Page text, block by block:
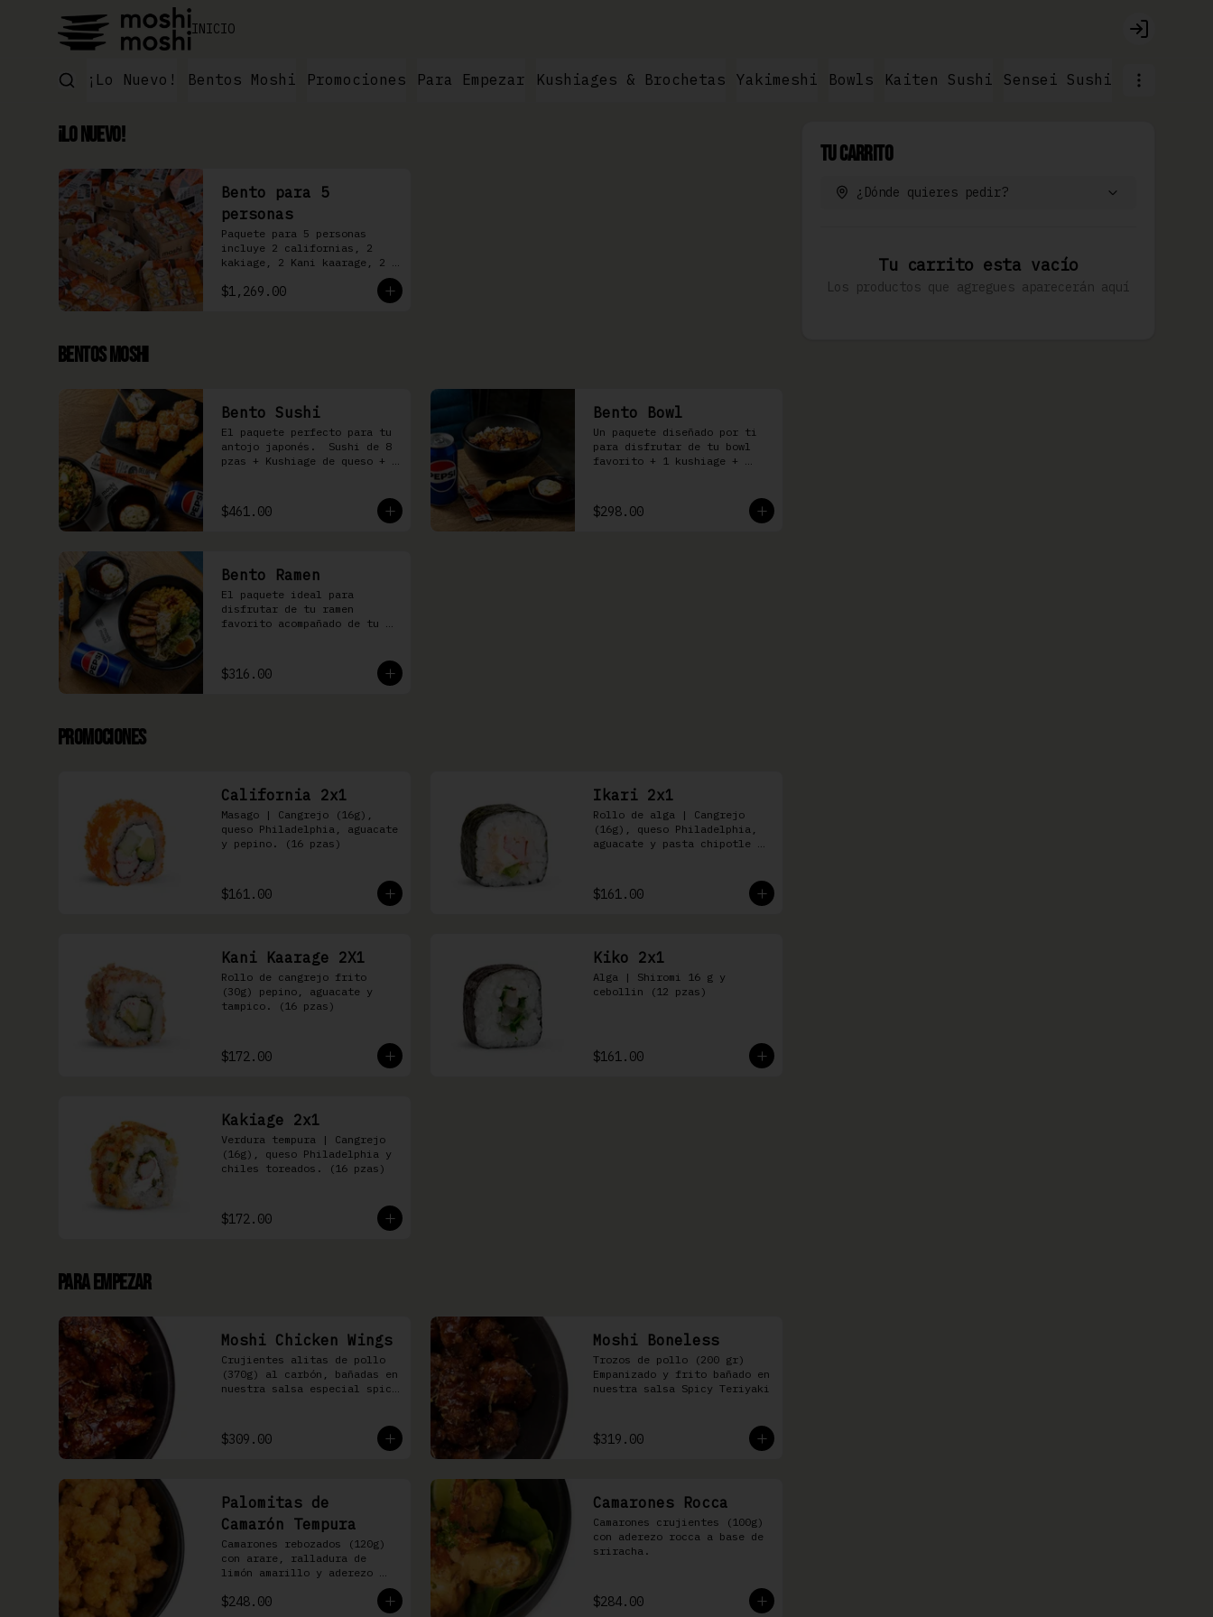
INICIO Login
¡Lo Nuevo! Bentos Moshi Promociones Para Empezar Kushiages & Brochetas Yakimeshi Bowls Kaiten Sushi Sensei Sushi Ramen &
¡Lo Nuevo!
Bento para 5
personas
Paquete para 5 personas
incluye 2 californias, 2
kakiage, 2 Kani kaarage, 2
Kakashi
$1,269.00
Bentos Moshi
Bento Sushi
El paquete perfecto para tu
antojo japonés.  Sushi de 8
pzas + Kushiage de queso +
$461.00
Bento Bowl
Un paquete diseñado por ti
para disfrutar de tu bowl
favorito + 1 kushiage +
$298.00
Bento Ramen
El paquete ideal para
disfrutar de tu ramen
favorito acompañado de tu
$316.00
Promociones
California 2x1
Masago | Cangrejo (16g),
queso Philadelphia, aguacate
y pepino. (16 pzas)
$161.00
Ikari 2x1
Rollo de alga | Cangrejo
(16g), queso Philadelphia,
aguacate y pasta chipotle
$161.00
Kani Kaarage 2X1
Rollo de cangrejo frito
(30g) pepino, aguacate y
tampico. (16 pzas)
$172.00
Kiko 2x1
Alga | Shiromi 16 g y
cebollin (12 pzas)
$161.00
Kakiage 2x1
Verdura tempura | Cangrejo
(16g), queso Philadelphia y
chiles toreados. (16 pzas)
$172.00
Para Empezar
Moshi Chicken Wings
Crujientes alitas de pollo
(370g) al carbón, bañadas en
nuestra salsa especial spicy
$309.00
Moshi Boneless
Trozos de pollo (200 gr)
Empanizado y frito bañado en
nuestra salsa Spicy Teriyaki
$319.00
Palomitas de
Camarón Tempura
Camarones rebozados (120g)
con arare, ralladura de
limón amarillo y aderezo
$248.00
Camarones Rocca
Camarones crujientes (100g)
con aderezo rocca a base de
sriracha.
$284.00
Tu Carrito
¿Dónde quieres pedir?
Tu carrito esta vacío
Los productos que agregues aparecerán aquí